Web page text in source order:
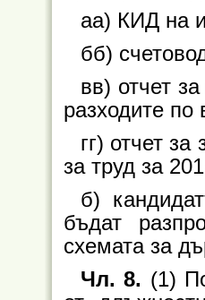
аа) КИД на
бб)
вв) отчет
разходите по
гг) отчет
за труд за
б)
бъдат
схемата за
Чл. 8. (1)